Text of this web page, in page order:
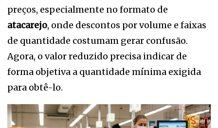
preços, especialmente no formato de
atacarejo, onde descontos por volume e faixas
de quantidade costumam gerar confusão.
Agora, o valor reduzido precisa indicar de
forma objetiva a quantidade mínima exigida
para obtê-lo.